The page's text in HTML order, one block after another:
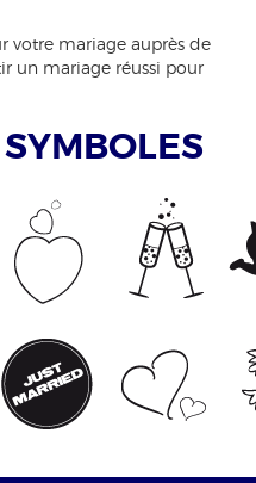
votre mariage auprès de
un mariage réussi pour